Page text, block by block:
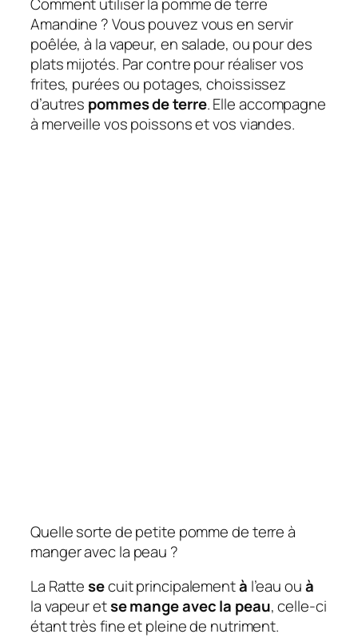
Amandine ? Vous pouvez vous en servir
poêlée, à la vapeur, en salade, ou pour des
plats mijotés. Par contre pour réaliser vos
frites, purées ou potages, choississez
d’autres pommes de terre. Elle accompagne
à merveille vos poissons et vos viandes.
Quelle sorte de petite pomme de terre à
manger avec la peau ?
La Rattesecuit principalementà l’eau ouà
la vapeur etse mange avec la peau, celle-ci
étant très fine et pleine de nutriment.